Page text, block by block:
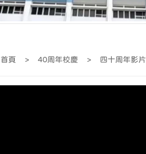
首頁 > 40周年校慶 > 四十周年影片